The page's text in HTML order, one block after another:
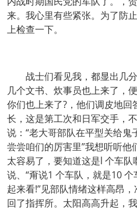
来。我心里有些紧张。为了防
上检查一下。
战士们看见我，都显出几
几个文书、炊事员也上来了，
你们也上来了?，他们调皮地回
长，这是第工次和日军交手，
说：“老大哥部队在平型关给
尝尝咱们的厉害里”我想听听他
太容易了，要知道这是l 个车队
说、“甭说1 个车队，就是10
起来看!”见部队情绪这样高昂
回了指挥所。太阳高高升起，